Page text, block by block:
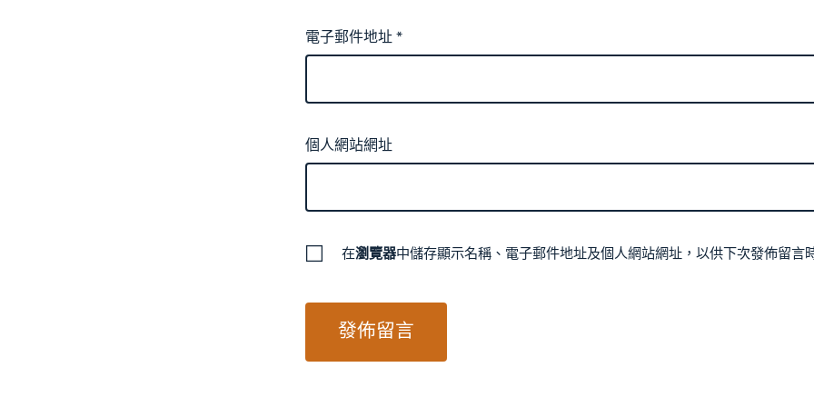
電子郵件地址*
個人網站網址
在瀏覽器中儲存顯示名稱、電子郵件地址及個人網站網址，以供下次發佈留言